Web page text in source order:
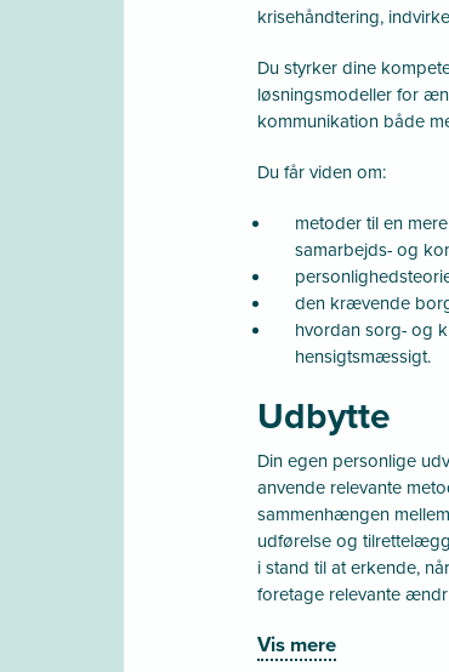
krisehåndtering,
Du styrker dine
løsningsmodeller for
kommunikation både
Du får viden om:
metoder til en
samarbejds- og
den krævende
hvordan sorg- og
hensigtsmæssigt.
Udbytte
Din egen personlige
anvende relevante
sammenhængen
udførelse og
i stand til at erkende,
foretage relevante
Vis mere